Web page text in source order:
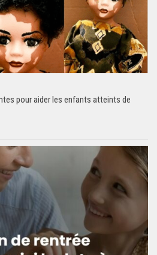
pour aider les enfants atteints de